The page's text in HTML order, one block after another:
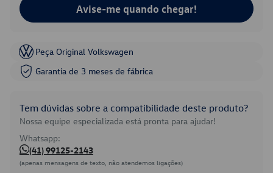
Avise-me quando chegar!
Peça Original Volkswagen
Garantia de 3 meses de fábrica
Tem dúvidas sobre a compatibilidade deste produto?
Nossa equipe especializada está pronta para ajudar!
Whatsapp:
(41) 99125-2143
(apenas mensagens de texto, não atendemos ligações)